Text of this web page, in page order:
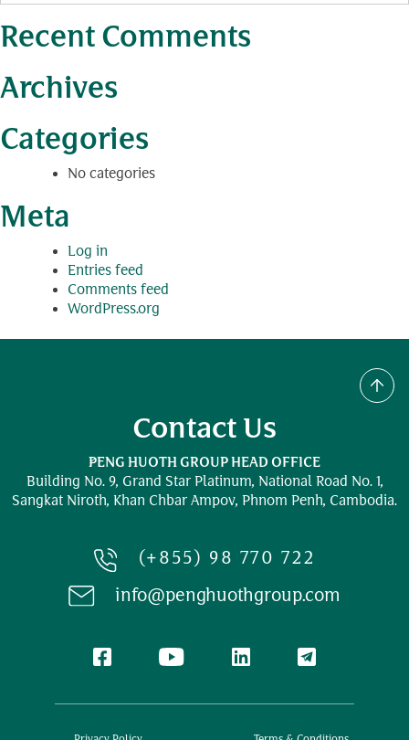
Recent Comments
Archives
Categories
No categories
Meta
Log in
Entries feed
Comments feed
WordPress.org
Contact Us
PENG HUOTH GROUP HEAD OFFICE
Building No. 9, Grand Star Platinum, National Road No. 1,
Sangkat Niroth, Khan Chbar Ampov, Phnom Penh, Cambodia.
(+855) 98 770 722
info@penghuothgroup.com